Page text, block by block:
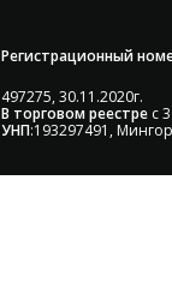
Регистрационный
497275, 30.11.2020г.
В торговом реестре с
УНП:193297491,